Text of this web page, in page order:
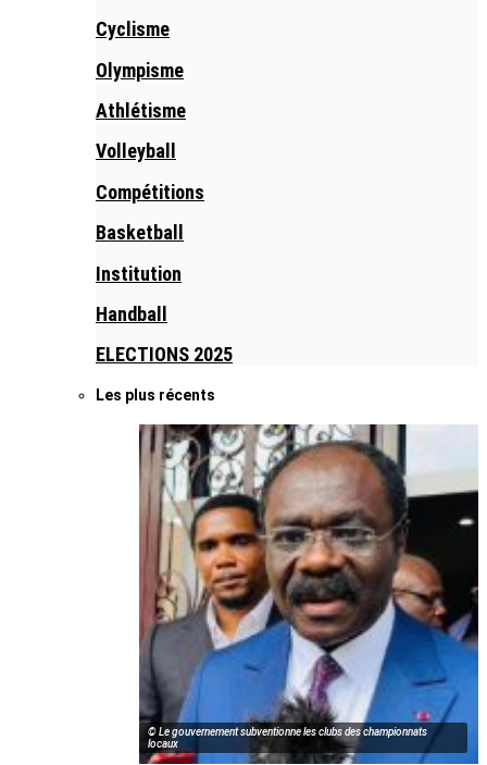
Cyclisme
Olympisme
Athlétisme
Volleyball
Compétitions
Basketball
Institution
Handball
ELECTIONS 2025
Les plus récents
© Le gouvernement subventionne les clubs des championnats
locaux